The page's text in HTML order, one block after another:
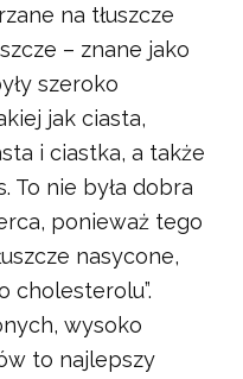
na tłuszcze
– znane jako
szeroko
jak ciasta,
i ciastka, a także
To nie była dobra
ponieważ tego
nasycone,
cholesterolu”.
wysoko
to najlepszy